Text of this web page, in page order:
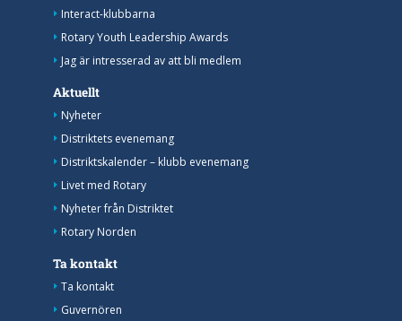
Interact-klubbarna
Rotary Youth Leadership Awards
Jag är intresserad av att bli medlem
Aktuellt
Nyheter
Distriktets evenemang
Distriktskalender – klubb evenemang
Livet med Rotary
Nyheter från Distriktet
Rotary Norden
Ta kontakt
Ta kontakt
Guvernören